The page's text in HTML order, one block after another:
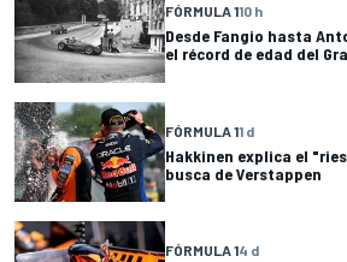
FÓRMULA 110 h
Desde Fangio hasta
el récord de edad del
FÓRMULA 11 d
Hakkinen explica el
busca de Verstappen
FÓRMULA 14 d